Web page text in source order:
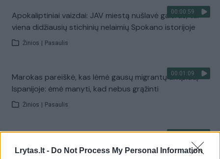
Lrytas.lt - Do Not Process My Personal Information
00:00:59
Apokaliptiniai vaizdai: JAV miestą nušlavė gaisras, tai –
viena didžiausių stichinių nelaimių Spokano istorijoje
Žinios Pasaulis
00:01:09
Marokas pareiškė, kas lėmė gausų migrantų antplūdį
Ispanijoje: ėmė manyti, kad nebus grąžinti
Žinios Pasaulis
Dunojus